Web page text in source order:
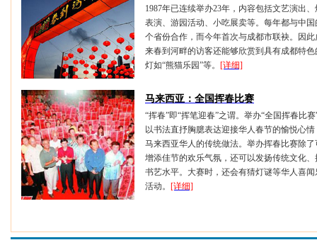
1987年已连续举办23年，内容包括文艺演出、
表演、游园活动、小吃展卖等。每年都与中国
个省份合作，而今年首次与成都市联袂。因此
来春到河畔的访客还能够欣赏到具有成都特色
灯如“熊猫乐园”等。 [详细]
马来西亚：全国挥春比赛
“挥春”即“挥笔迎春”之谓。举办“全国挥春比赛
以书法直抒胸臆表达迎接华人春节的愉悦心情
马来西亚华人的传统做法。举办挥春比赛除了
增添佳节的欢乐气氛，还可以发扬传统文化、
书艺水平。大赛时，还会有猜灯谜等华人喜闻
活动。 [详细]